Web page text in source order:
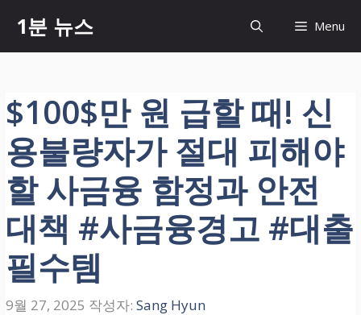
츠
너
기
1분 뉴스 Menu
$100$만 원 급할 때! 신
용불량자가 절대 피해야
할 사금융 함정과 안전
대책 #사금융경고 #대출
필수템
9월 27, 2025 작성자: Sang Hyun